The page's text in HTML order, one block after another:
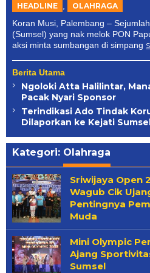
HEADLINE , OLAHRAGA
Koran Musi, Palembang –
(Sumsel) yang nak melok PON
aksi minta sumbangan di simpang
Berita Utama
Ngoloki Atta Halilintar,
Pacak Nyari Sponsor
Terindikasi Ado Tindak
Dilaporkan ke Kejati
Kategori: Olahraga
Sriwijaya Open
Wagub Cik
Pentingnya
Muda
Mini Olympic
Ajang
Sumsel